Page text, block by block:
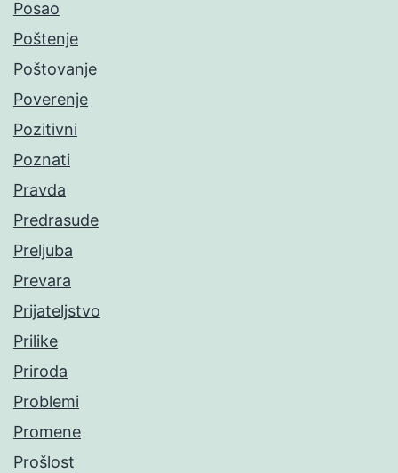
Posao
Poštenje
Poštovanje
Poverenje
Pozitivni
Poznati
Pravda
Predrasude
Preljuba
Prevara
Prijateljstvo
Prilike
Priroda
Problemi
Promene
Prošlost